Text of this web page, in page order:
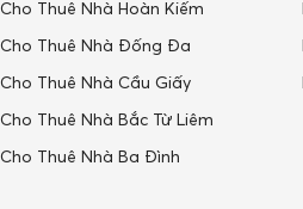
Cho Thuê Nhà Hoàn Kiếm
Cho Thuê Nhà Đống Đa
Cho Thuê Nhà Cầu Giấy
Cho Thuê Nhà Bắc Từ Liêm
Cho Thuê Nhà Ba Đình